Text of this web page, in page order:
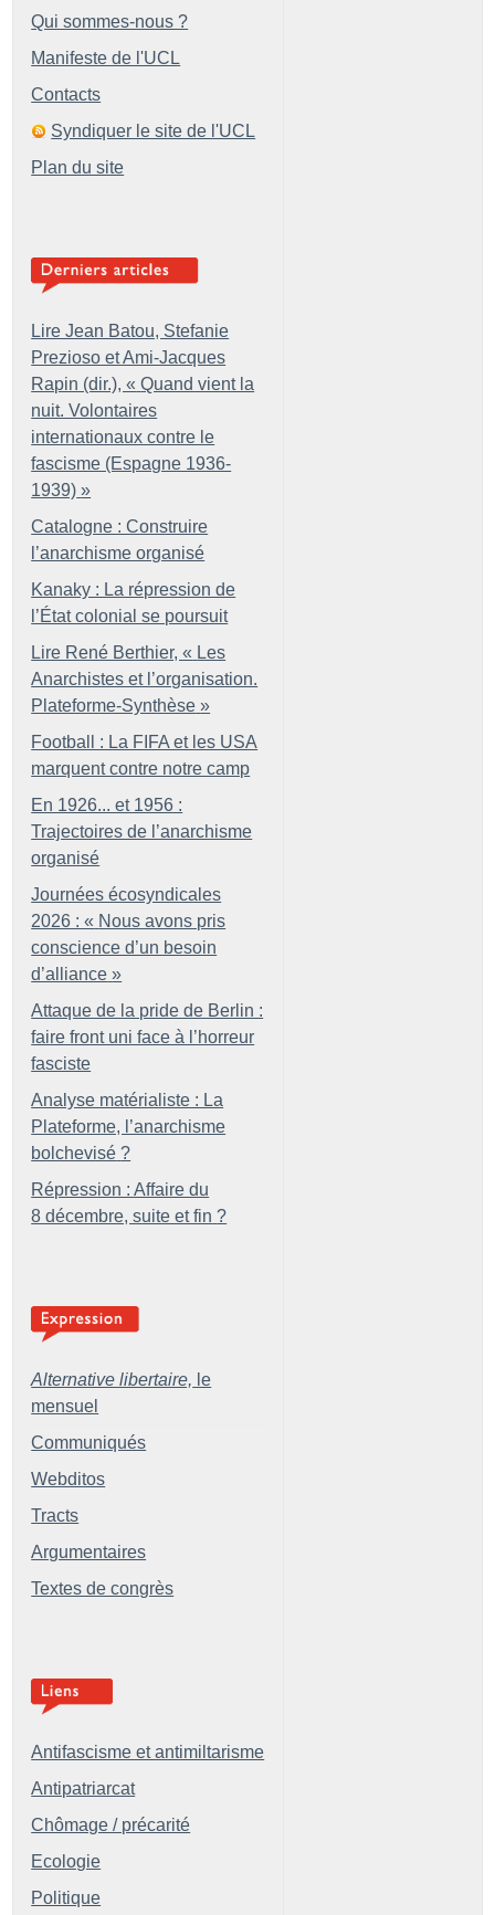
Qui sommes-nous ?
Manifeste de l'UCL
Contacts
Syndiquer le site de l'UCL
Plan du site
Lire Jean Batou, Stefanie
Prezioso et Ami-Jacques
Rapin (dir.), « Quand vient la
nuit. Volontaires
internationaux contre le
fascisme (Espagne 1936-
1939) »
Catalogne : Construire
l’anarchisme organisé
Kanaky : La répression de
l’État colonial se poursuit
Lire René Berthier, « Les
Anarchistes et l’organisation.
Plateforme-Synthèse »
Football : La FIFA et les USA
marquent contre notre camp
En 1926... et 1956 :
Trajectoires de l’anarchisme
organisé
Journées écosyndicales
2026 : « Nous avons pris
conscience d’un besoin
d’alliance »
Attaque de la pride de Berlin :
faire front uni face à l’horreur
fasciste
Analyse matérialiste : La
Plateforme, l’anarchisme
bolchevisé ?
Répression : Affaire du
8 décembre, suite et fin ?
Alternative libertaire, le
mensuel
Communiqués
Webditos
Tracts
Argumentaires
Textes de congrès
Antifascisme et antimiltarisme
Antipatriarcat
Chômage / précarité
Ecologie
Politique